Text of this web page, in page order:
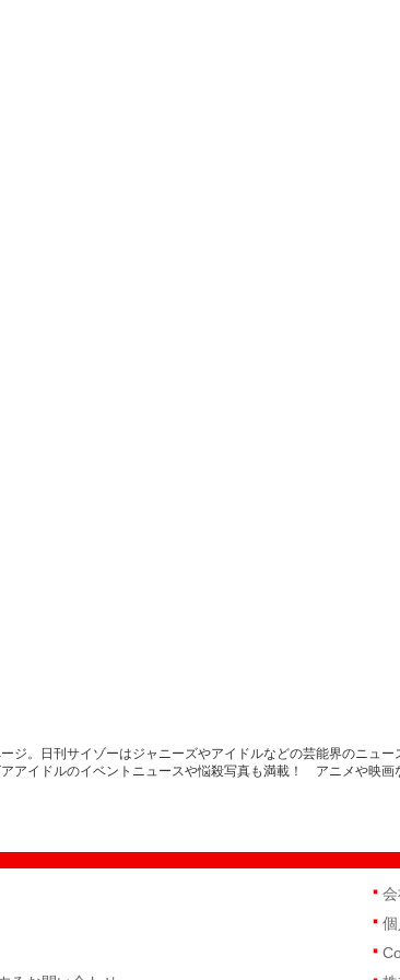
ジ。日刊サイゾーはジャニーズやアイドルなどの芸能界のニュ
アイドルのイベントニュースや悩殺写真も満載！ アニメや映画